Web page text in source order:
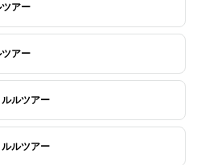
アー
アー
ルツアー
ルツアー